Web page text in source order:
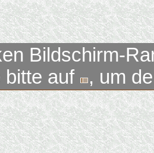
Bildschirm-
bitte auf
, um